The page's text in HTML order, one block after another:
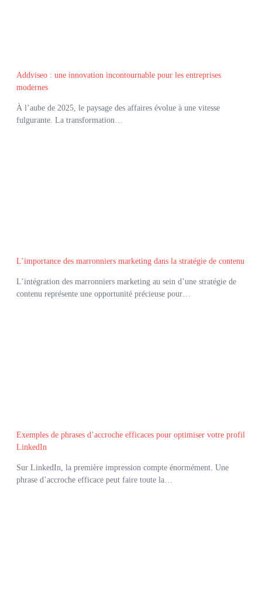
Addviseo : une innovation incontournable pour les entreprises
modernes
À l’aube de 2025, le paysage des affaires évolue à une vitesse
fulgurante. La transformation…
L’importance des marronniers marketing dans la stratégie de contenu
L’intégration des marronniers marketing au sein d’une stratégie de
contenu représente une opportunité précieuse pour…
Exemples de phrases d’accroche efficaces pour optimiser votre profil
LinkedIn
Sur LinkedIn, la première impression compte énormément. Une
phrase d’accroche efficace peut faire toute la…